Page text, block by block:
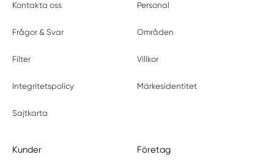
Kontakta oss Personal
Frågor & Svar Områden
Filter Villkor
Integritetspolicy Märkesidentitet
Sajtkarta
Kunder Företag